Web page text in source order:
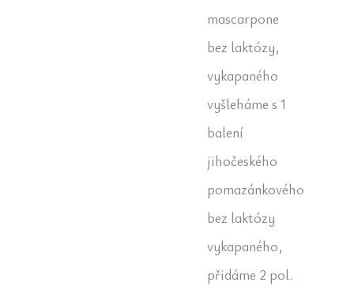
mascarpone
bez laktózy,
vykapaného
vyšleháme s 1
balení
jihočeského
pomazánkového
bez laktózy
vykapaného,
přidáme 2 pol.